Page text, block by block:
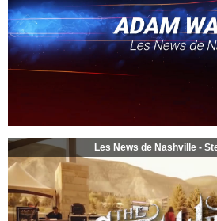
Les News de Nashville -